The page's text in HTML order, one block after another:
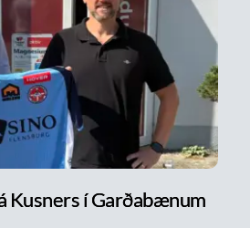
Kusners í Garðabænum